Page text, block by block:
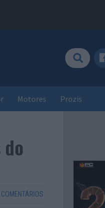
Motores Prozis